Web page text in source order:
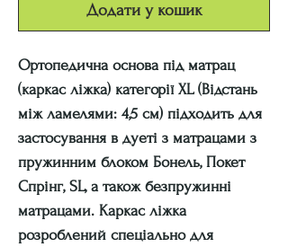
Додати у кошик
Ортопедична основа під матрац
(каркас ліжка) категорії XL (Відстань
між ламелями: 4,5 см) підходить для
застосування в дуеті з матрацами з
пружинним блоком Бонель, Покет
Спрінг, SL, а також безпружинні
матрацами. Каркас ліжка
розроблений спеціально для